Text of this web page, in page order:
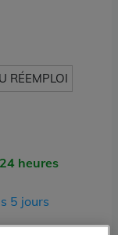
RÉEMPLOI
heures
5 jours